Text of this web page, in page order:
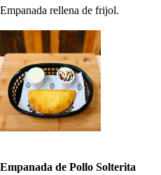
Empanada rellena de frijol.
Empanada de Pollo Solterita